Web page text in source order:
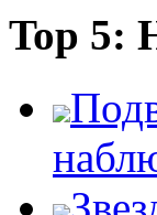
Top 5: